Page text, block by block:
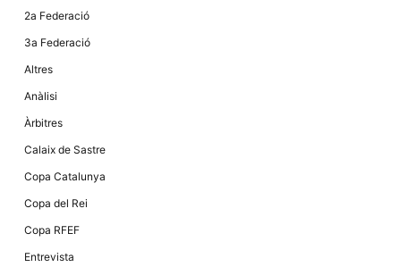
2a Federació
3a Federació
Altres
Anàlisi
Àrbitres
Calaix de Sastre
Copa Catalunya
Copa del Rei
Copa RFEF
Entrevista